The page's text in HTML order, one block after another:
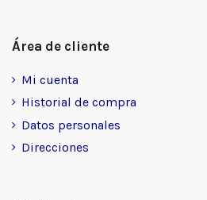
Área de cliente
Mi cuenta
Historial de compra
Datos personales
Direcciones